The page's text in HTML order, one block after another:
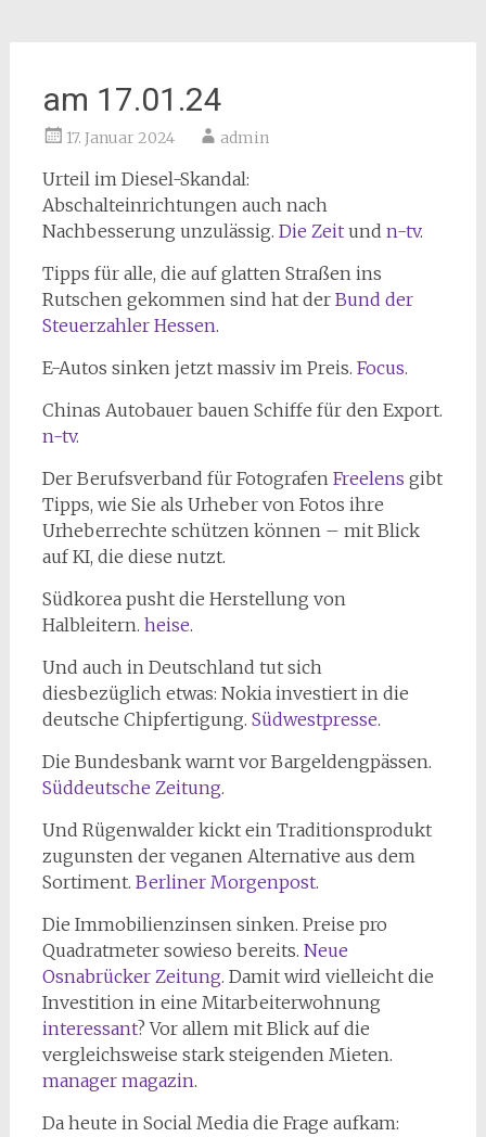
am 17.01.24
17. Januar 2024 admin
Urteil im Diesel-Skandal:
Abschalteinrichtungen auch nach
Nachbesserung unzulässig. Die Zeitund n-tv.
Tipps für alle, die auf glatten Straßen ins
Rutschen gekommen sind hat der Bund der
Steuerzahler Hessen.
E-Autos sinken jetzt massiv im Preis. Focus.
Chinas Autobauer bauen Schiffe für den Export.
n-tv.
Der Berufsverband für Fotografen Freelens gibt
Tipps, wie Sie als Urheber von Fotos ihre
Urheberrechte schützen können – mit Blick
auf KI, die diese nutzt.
Südkorea pusht die Herstellung von
Halbleitern. heise.
Und auch in Deutschland tut sich
diesbezüglich etwas: Nokia investiert in die
deutsche Chipfertigung. Südwestpresse.
Die Bundesbank warnt vor Bargeldengpässen.
Süddeutsche Zeitung.
Und Rügenwalder kickt ein Traditionsprodukt
zugunsten der veganen Alternative aus dem
Sortiment. Berliner Morgenpost.
Die Immobilienzinsen sinken. Preise pro
Quadratmeter sowieso bereits. Neue
Osnabrücker Zeitung. Damit wird vielleicht die
Investition in eine Mitarbeiterwohnung
interessant? Vor allem mit Blick auf die
vergleichsweise stark steigenden Mieten.
manager magazin.
Da heute in Social Media die Frage aufkam: